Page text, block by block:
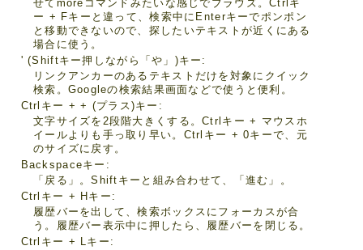
せてmoreコマンドみたいな感じでブラウズ。Ctrlキ
ー + Fキーと違って、検索中にEnterキーでポンポン
と移動できないので、探したいテキストが近くにある
場合に使う。
' (Shiftキー押しながら「や」)キー
リンクアンカーのあるテキストだけを対象にクイック
検索。Googleの検索結果画面などで使うと便利。
Ctrlキー + + (プラス)キー
文字サイズを2段階大きくする。Ctrlキー + マウスホ
イールよりも手っ取り早い。Ctrlキー + 0キーで、元
のサイズに戻す。
Backspaceキー
「戻る」。Shiftキーと組み合わせて、「進む」。
Ctrlキー + Hキー
履歴バーを出して、検索ボックスにフォーカスが合
う。履歴バー表示中に押したら、履歴バーを閉じる。
Ctrlキー + Lキー